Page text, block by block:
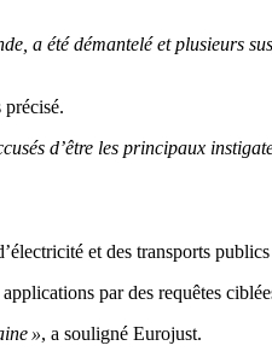
a été démantelé et plusieurs
d’être les principaux
et des transports
par des requêtes
», a souligné Eurojust.